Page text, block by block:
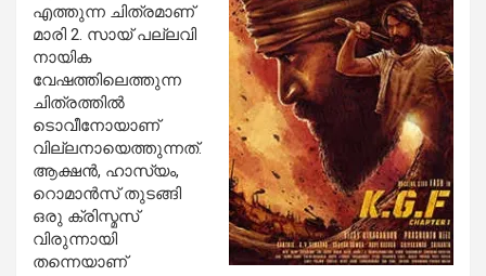
എത്തുന്ന ചിത്രമാണ്
മാരി 2. സായ് പല്ലവി
നായിക
വേഷത്തിലെത്തുന്ന
ചിത്രത്തില്‍
ടൊവീനോയാണ്
വില്ലനായെത്തുന്നത്.
ആക്ഷന്‍, ഹാസ്യം,
റൊമാന്‍സ് തുടങ്ങി
ഒരു ക്രിസ്മസ്
വിരുന്നായി
തന്നെയാണ്